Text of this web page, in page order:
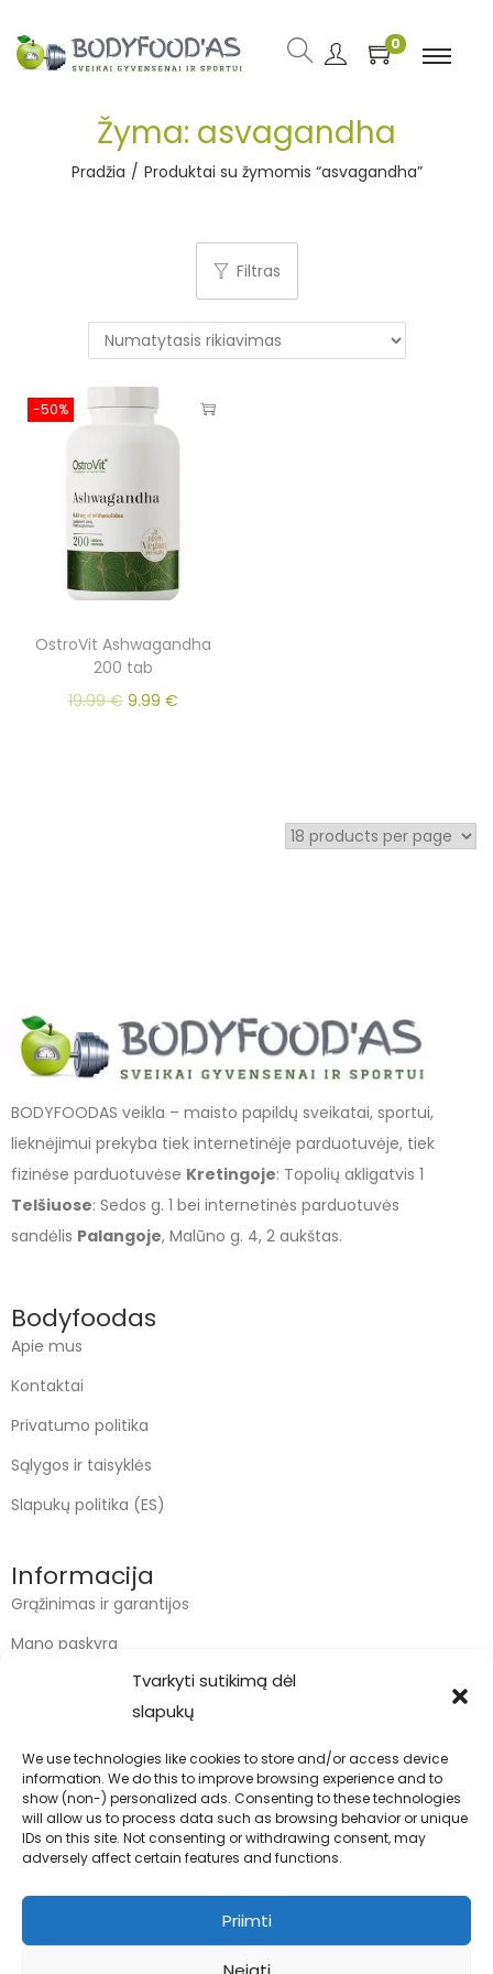
Tvarkyti sutikimą dėl
slapukų
We use technologies like cookies to store and/or access device
information. We do this to improve browsing experience and to
show (non-) personalized ads. Consenting to these technologies
will allow us to process data such as browsing behavior or unique
IDs on this site. Not consenting or withdrawing consent, may
adversely affect certain features and functions.
Priimti
0
Žyma: asvagandha
Pradžia / Produktai su žymomis “asvagandha”
Filtras
-50%
OstroVit Ashwagandha
200 tab
19.99€ 9.99 €
BODYFOODAS veikla – maisto papildų sveikatai, sportui,
lieknėjimui prekyba tiek internetinėje parduotuvėje, tiek
fizinėse parduotuvėse Kretingoje: Topolių akligatvis 1
Telšiuose: Sedos g. 1 bei internetinės parduotuvės
sandėlis Palangoje, Malūno g. 4, 2 aukštas.
Bodyfoodas
Apie mus
Kontaktai
Privatumo politika
Sąlygos ir taisyklės
Slapukų politika (ES)
Informacija
Grąžinimas ir garantijos
Mano paskyra
Kontaktai
info@bodyfoodas.lt
+370 600 77017